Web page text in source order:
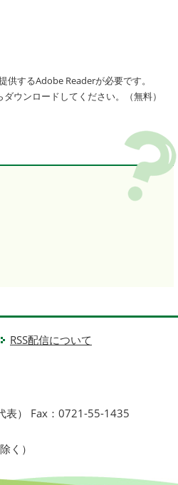
するAdobe Readerが必要です。
ウンロードしてください。（無料）
RSS配信について
表） Fax：0721-55-1435
く）